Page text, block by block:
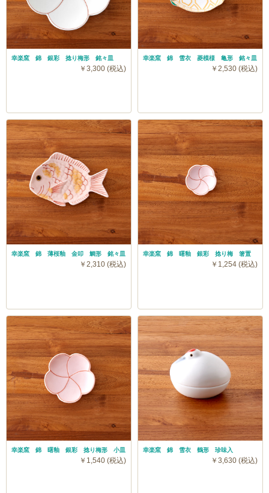
幸楽窯 錦 銀彩 捻り梅形 銘々皿
￥3,300 (税込)
幸楽窯 錦 雪衣 菱模様 亀形 銘々皿
￥2,530 (税込)
幸楽窯 錦 薄桜釉 金叩 鯛形 銘々皿
￥2,310 (税込)
幸楽窯 錦 曙釉 銀彩 捻り梅 箸置
￥1,254 (税込)
幸楽窯 錦 曙釉 銀彩 捻り梅形 小皿
￥1,540 (税込)
幸楽窯 錦 雪衣 鶴形 珍味入
￥3,630 (税込)